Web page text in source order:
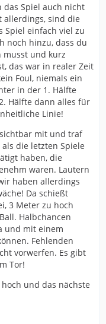
das Spiel auch nicht
allerdings, sind die
Spiel einfach viel zu
noch hinzu, dass du
musst und kurz
das war in realer Zeit
Foul, niemals ein
in der 1. Hälfte
Hälfte dann alles für
Linie!
mit und traf
die letzten Spiele
haben, die
waren. Lautern
haben allerdings
Da schießt
3 Meter zu hoch
Halbchancen
und mit einem
Fehlenden
vorwerfen. Es gibt
Tor!
und das nächste